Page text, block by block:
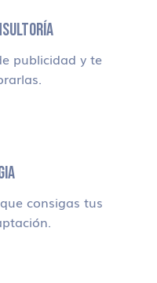
publicidad y te
consigas tus